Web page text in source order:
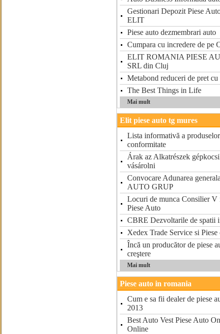
Gestionari Depozit Piese
ELIT
Piese auto dezmembrari auto
Cumpara cu incredere de pe
ELIT ROMANIA PIESE
SRL din Cluj
Metabond reduceri de pret
The Best Things in Life
Mai mult
Elit piese auto tg mures
Lista informativă a
conformitate
Árak az Alkatrészek
vásárolni
Convocare Adunarea
AUTO GRUP
Locuri de munca Consilier
Piese Auto
CBRE Dezvoltarile de spatii
Xedex Trade Service si
Încă un producător de piese
creştere
Mai mult
Piese auto in romania
Cum e sa fii dealer de piese
2013
Best Auto Vest Piese Auto
Online